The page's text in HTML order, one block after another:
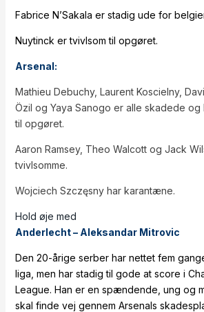
Fabrice N’Sakala er stadig ude for
Nuytinck er tvivlsom til opgøret.
Arsenal:
Mathieu Debuchy, Laurent Koscielny,
Özil og Yaya Sanogo er alle skadede og
til opgøret.
Aaron Ramsey, Theo Walcott og Jack
tvivlsomme.
Wojciech Szczęsny har karantæne.
Hold øje med
Anderlecht – Aleksandar Mitrovic
Den 20-årige serber har nettet fem
liga, men har stadig til gode at score i
League. Han er en spændende, ung og
skal finde vej gennem Arsenals